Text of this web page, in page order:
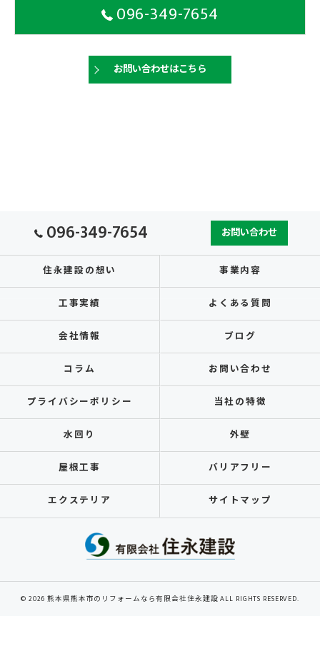
096-349-7654
お問い合わせはこちら
096-349-7654 お問い合わせ
住永建設の想い 事業内容
工事実績 よくある質問
会社情報 ブログ
コラム お問い合わせ
プライバシーポリシー 当社の特徴
水回り 外壁
屋根工事 バリアフリー
エクステリア サイトマップ
© 2026 熊本県熊本市のリフォームなら有限会社住永建設 ALL RIGHTS RESERVED.